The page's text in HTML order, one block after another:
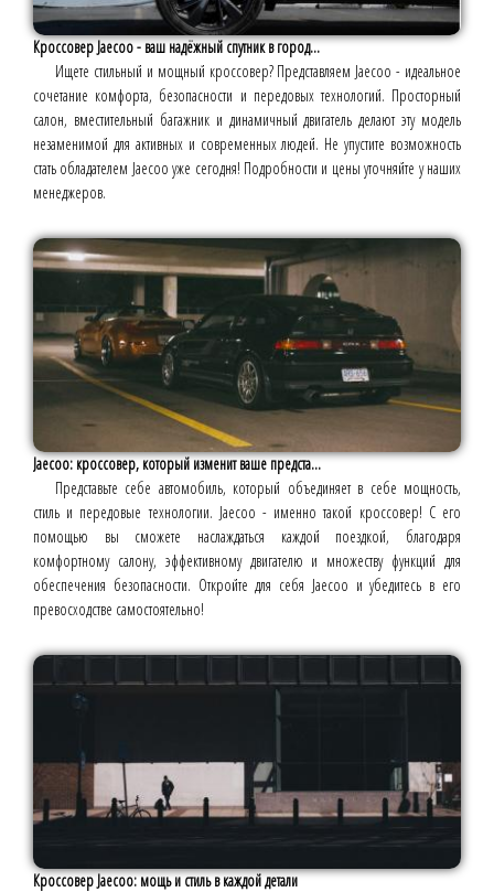
Кроссовер Jaecoo - ваш надёжный спутник в город...
Ищете стильный и мощный кроссовер? Представляем Jaecoo - идеальное
сочетание комфорта, безопасности и передовых технологий. Просторный
салон, вместительный багажник и динамичный двигатель делают эту модель
незаменимой для активных и современных людей. Не упустите возможность
стать обладателем Jaecoo уже сегодня! Подробности и цены уточняйте у наших
менеджеров.
Jaecoo: кроссовер, который изменит ваше предста...
Представьте себе автомобиль, который объединяет в себе мощность,
стиль и передовые технологии. Jaecoo - именно такой кроссовер! С его
помощью вы сможете наслаждаться каждой поездкой, благодаря
комфортному салону, эффективному двигателю и множеству функций для
обеспечения безопасности. Откройте для себя Jaecoo и убедитесь в его
превосходстве самостоятельно!
Кроссовер Jaecoo: мощь и стиль в каждой детали